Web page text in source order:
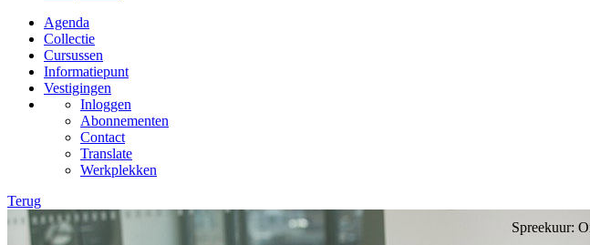
Agenda
Collectie
Cursussen
Informatiepunt
Vestigingen
Inloggen
Abonnementen
Contact
Translate
Werkplekken
Terug
Spreekuur: